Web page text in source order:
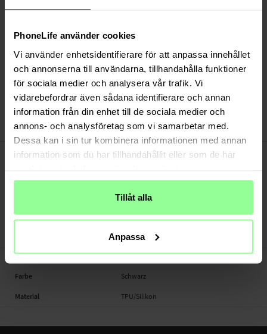
PhoneLife använder cookies
Vi använder enhetsidentifierare för att anpassa innehållet
och annonserna till användarna, tillhandahålla funktioner
för sociala medier och analysera vår trafik. Vi
vidarebefordrar även sådana identifierare och annan
information från din enhet till de sociala medier och
annons- och analysföretag som vi samarbetar med.
Dessa kan i sin tur kombinera informationen med annan
information som du har tillhandahållit eller som de har
Tillåt alla
Anpassa
Immer kostenloser Versand
Schnelle Lieferung (Deutsche Post)
Versand aus unserem Lager in Schweden
Bezahle sicher via Klarna oder PayPal
30 Tage Rückgaberecht
Art number: 54387 Ahastyle
PRODUKTBESCHREIBUNG
- Apple AirPods Pro 2 (2022)
Farbe: Schwarz
TECHNISCHE DATEN -
Farbe Schwarz
Material TPU/Silikon